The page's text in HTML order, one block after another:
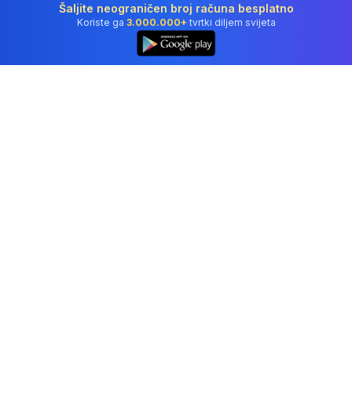
Šaljite neograničen broj računa besplatno
Koriste ga 3.000.000+ tvrtki diljem svijeta